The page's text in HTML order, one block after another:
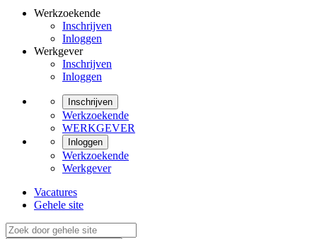
Werkzoekende
Inschrijven
Inloggen
Werkgever
Inschrijven
Inloggen
Inschrijven
Werkzoekende
WERKGEVER
Inloggen
Werkzoekende
Werkgever
Vacatures
Gehele site